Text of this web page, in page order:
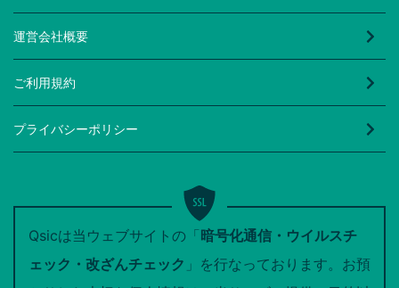
運営会社概要
ご利用規約
プライバシーポリシー
Qsicは当ウェブサイトの「暗号化通信・ウイルスチ
ェック・改ざんチェック 」を行なっております。お預